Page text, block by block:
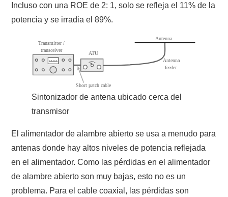
Incluso con una ROE de 2: 1, solo se refleja el 11% de la
potencia y se irradia el 89%.
Sintonizador de antena ubicado cerca del
transmisor
El alimentador de alambre abierto se usa a menudo para
antenas donde hay altos niveles de potencia reflejada
en el alimentador. Como las pérdidas en el alimentador
de alambre abierto son muy bajas, esto no es un
problema. Para el cable coaxial, las pérdidas son